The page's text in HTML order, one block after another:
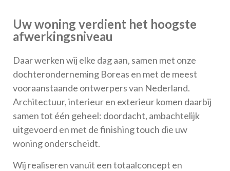
Uw woning verdient het hoogste
afwerkingsniveau
Daar werken wij elke dag aan, samen met onze
dochteronderneming Boreas en met de meest
vooraanstaande ontwerpers van Nederland.
Architectuur, interieur en exterieur komen daarbij
samen tot één geheel: doordacht, ambachtelijk
uitgevoerd en met de finishing touch die uw
woning onderscheidt.
Wij realiseren vanuit een totaalconcept en